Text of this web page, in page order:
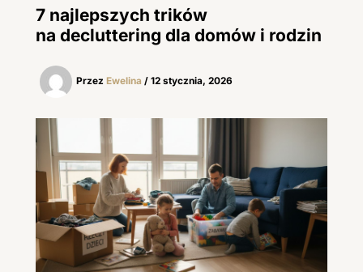
7 najlepszych trików
na decluttering dla domów i rodzin
Przez Ewelina / 12 stycznia, 2026